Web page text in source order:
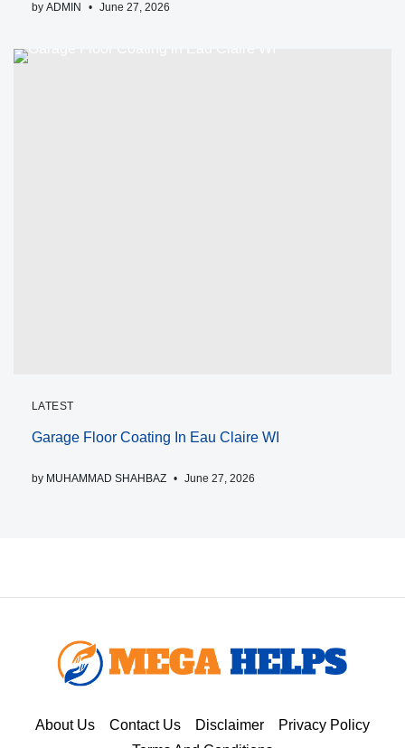
by ADMIN June 27, 2026
LATEST
Garage Floor Coating In Eau Claire WI
by MUHAMMAD SHAHBAZ June 27, 2026
About Us Contact Us Disclaimer
Privacy Policy